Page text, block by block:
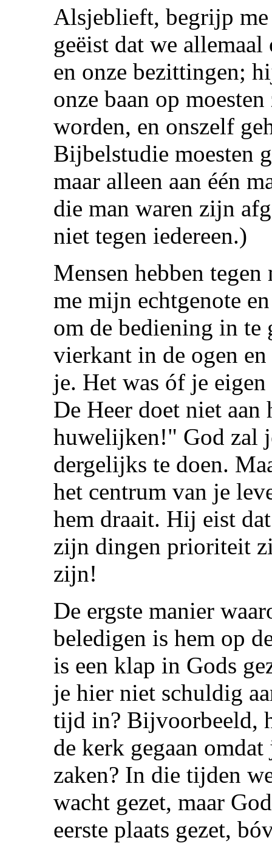
Alsjeblieft, begrijp
geëist dat we
en onze bezittingen;
onze baan op
worden, en onszelf
Bijbelstudie moesten
maar alleen aan één
die man waren zijn
niet tegen iedereen.)
Mensen hebben
me mijn echtgenote
om de bediening in te
vierkant in de ogen
je. Het was óf je
De Heer doet niet aan
huwelijken!" God zal
dergelijks te doen.
het centrum van je
hem draait. Hij eist
zijn dingen prioriteit
zijn!
De ergste manier
beledigen is hem op
is een klap in Gods
je hier niet schuldig
tijd in? Bijvoorbeeld,
de kerk gegaan
zaken? In die tijden
wacht gezet, maar
eerste plaats gezet,